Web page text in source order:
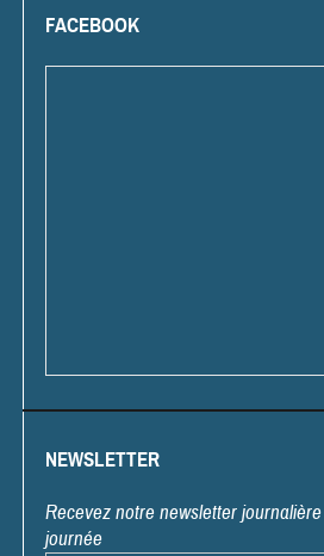
FACEBOOK
NEWSLETTER
Recevez notre newsletter
journée